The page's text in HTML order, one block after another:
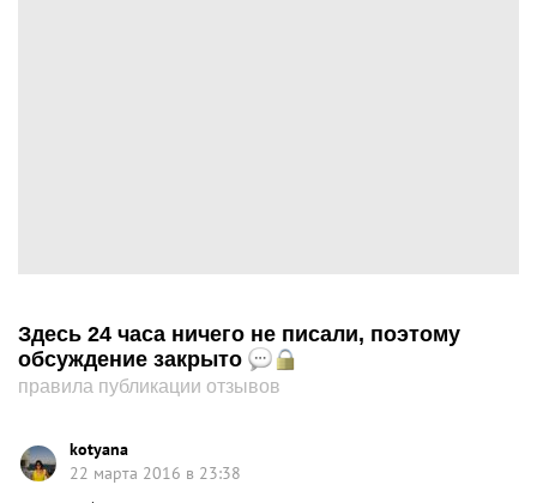
Здесь 24 часа ничего не писали, поэтому
обсуждение закрыто
правила публикации отзывов
kotyana
22 марта 2016 в 23:38